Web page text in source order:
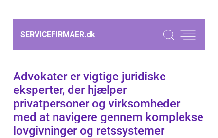
SERVICEFIRMAER.dk
Advokater er vigtige juridiske
eksperter, der hjælper
privatpersoner og virksomheder
med at navigere gennem komplekse
lovgivninger og retssystemer